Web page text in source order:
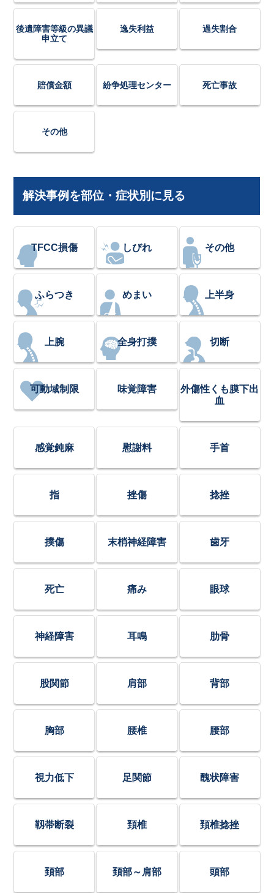
後遺障害等級の異議
申立て
逸失利益 過失割合
賠償金額 紛争処理センター 死亡事故
その他
解決事例を部位・症状別に見る
TFCC損傷 しびれ その他
ふらつき めまい 上半身
上腕 全身打撲 切断
可動域制限 味覚障害
外傷性くも膜下出
血
感覚鈍麻 慰謝料 手首
指 挫傷 捻挫
撲傷 末梢神経障害 歯牙
死亡 痛み 眼球
神経障害 耳鳴 肋骨
股関節 肩部 背部
胸部 腰椎 腰部
視力低下 足関節 醜状障害
靱帯断裂 頚椎 頚椎捻挫
頚部 頚部～肩部 頭部